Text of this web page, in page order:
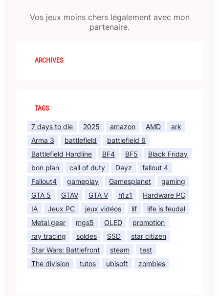
Vos jeux moins chers légalement avec mon
partenaire.
ARCHIVES
TAGS
7 days to die 2025 amazon AMD
ark
Arma 3
battlefield
battlefield 6
Battlefield Hardline
BF4 BF5
Black Friday
bon plan
call of duty Dayz
fallout 4
Fallout4
gameplay Gamesplanet
gaming
GTA 5
GTAV GTA V h1z1
Hardware PC
IA
Jeux PC jeux vidéos lif
life is feudal
Metal gear
mgs5 OLED
promotion
ray tracing
soldes SSD
star citizen
Star Wars: Battlefront
steam
test
The division
tutos ubisoft zombies